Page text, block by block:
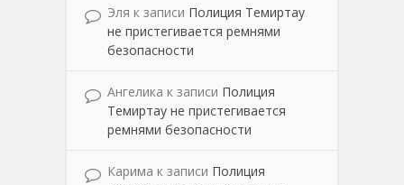
Эля к записи Полиция Темиртау
не пристегивается ремнями
безопасности
Ангелика к записи Полиция
Темиртау не пристегивается
ремнями безопасности
Карима к записи Полиция